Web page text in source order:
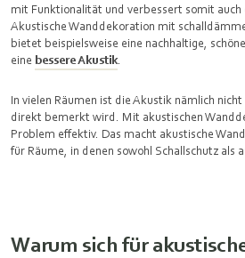
mit Funktionalität und verbessert somit auch
Akustische Wanddekoration mit
bietet beispielsweise eine nachhaltige,
eine bessere Akustik.
In vielen Räumen ist die Akustik nämlich
direkt bemerkt wird. Mit akustischen
Problem effektiv. Das macht akustische
für Räume, in denen sowohl Schallschutz als
Warum sich für